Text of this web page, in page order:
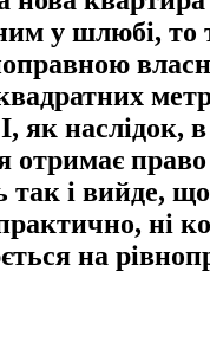
у шлюбі, то
як наслідок, в
отримає
і вийде,
ні
на